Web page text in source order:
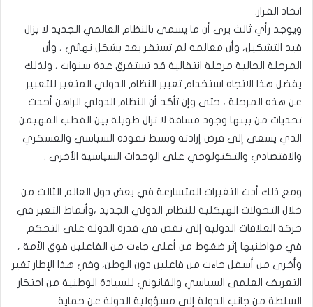
اتخاذ القرار.
ويوجد رأي ثالث يرى أن ما يسمى بالنظام العالمي الجديد لا يزال
قيد التشكيل، وأن معالمه لم تستقر بعد بشكل نهائي ، وأن
المرحلة الحالية مرحلة انتقالية قد تستغرق عدة سنوات ، ولذلك
يفضل هذا الاتجاه استخدام تعبير النظام الدولي المتغير للتعبير
عن هذه المرحلة ، حتى وإن تأكد أن النظام الدولي الراهن أحدث
تحديات من بينها وجود مسافة لا تزال طويلة بين القطب المهيمن
الذي يسعى إلى فرض إرادته وبسط نفوذه السياسي والعسكري
والاقتصادي والتكنولوجي على الوحدات السياسية الأخرى .
ومع ذلك أدت التغيرات المتسارعة في بعض دول العالم الثالث من
خلال التحولات الهيكلية للنظام الدولي الجديد ،وأنماط التغير في
حركة العلاقات الدولية إلى نقص في قدرة الدولة على التحكم
في مواطنيها إثر ضغوط من أعلى جاءت من الفاعلين فوق الأمة ،
وأخرى من أسفل جاءت من فاعلين دون الوطن، وفي هذا الإطار تغير
التعريف العلمى السياسي والقانوني للسيادة الوطنية من احتكار
السلطة من جانب الدولة إلى مسؤولية الدولة عن حماية